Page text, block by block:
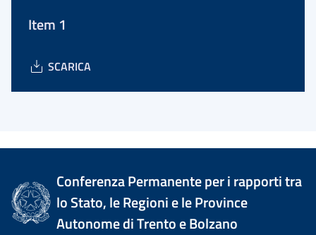
Item 1
SCARICA
Conferenza Permanente per i rapporti tra
lo Stato, le Regioni e le Province
Autonome di Trento e Bolzano